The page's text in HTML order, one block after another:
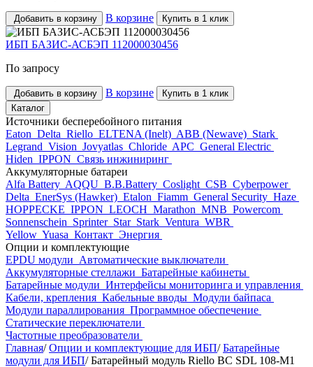
Добавить в корзину В корзине Купить в 1 клик
ИБП БАЗИС-АСБЭП 112000030456
По запросу
Добавить в корзину В корзине
Купить в 1 клик
Каталог
Источники бесперебойного питания
Eaton Delta Riello ELTENA (Inelt) ABB (Newave) Stark
Legrand Vision Jovyatlas Chloride APC General Electric
Hiden IPPON Связь инжиниринг
Аккумуляторные батареи
Alfa Battery AQQU B.B.Battery Coslight CSB Cyberpower
Delta EnerSys (Hawker) Etalon Fiamm General Security Haze
HOPPECKE IPPON LEOCH Marathon MNB Powercom
Sonnenschein Sprinter Star Stark Ventura WBR
Yellow Yuasa Контакт Энергия
Опции и комплектующие
EPDU модули Автоматические выключатели
Аккумуляторные стеллажи Батарейные кабинеты
Батарейные модули Интерфейсы мониторинга и управления
Кабели, крепления Кабельные вводы Модули байпаса
Модули параллирования Программное обеспечение
Статические переключатели
Частотные преобразователи
Главная/ Опции и комплектующие для ИБП/ Батарейные
модули для ИБП/ Батарейный модуль Riello BC SDL 108-M1